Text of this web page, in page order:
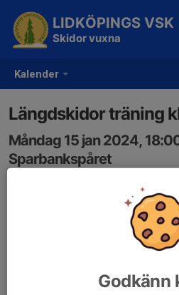
Kalender
LIDKÖPINGS VSK
Skidor vuxna
Längdskidor träning
Måndag 15 jan 2024,
Sparbankspåret
Godkänn